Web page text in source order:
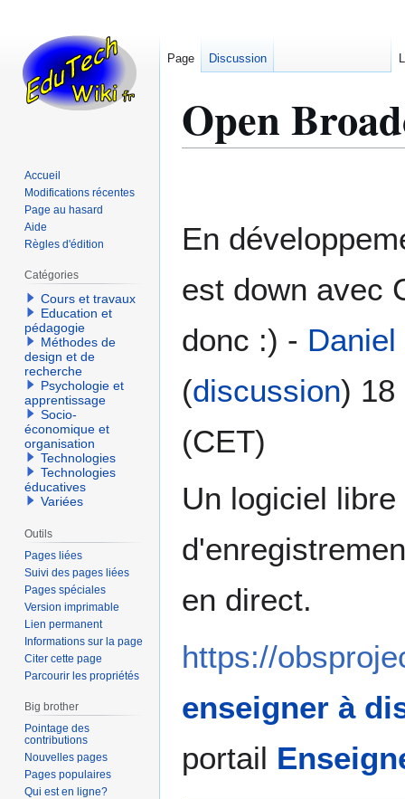
Open
navigation
recherche
En
est down avec
donc :) -
(discussion) 18
(CET)
Un logiciel
en direct.
https://
enseigner à
portail
Page Discussion
Accueil
Modifications récentes
Page au hasard
Aide
Règles d'édition
Catégories
Cours et travaux
Education et
pédagogie
Méthodes de
design et de
recherche
Psychologie et
apprentissage
Socio-
économique et
organisation
Technologies
Technologies
éducatives
Variées
Outils
Pages liées
Suivi des pages liées
Pages spéciales
Version imprimable
Lien permanent
Informations sur la page
Citer cette page
Parcourir les propriétés
Big brother
Pointage des
contributions
Nouvelles pages
Pages populaires
Qui est en ligne?